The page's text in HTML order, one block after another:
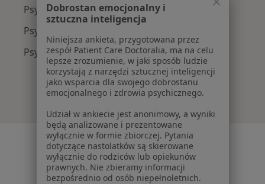
Psycholodzy z POLMED w Wieliczce
Psycholodzy z Compensa w Wieliczce
Psycholodzy z NFZ w Wieliczce
Serwis
Regulamin
Polityka prywatności pacjentów
Dobrostan emocjonalny i
sztuczna inteligencja
Niniejsza ankieta, przygotowana przez
zespół Patient Care Doctoralia, ma na celu
lepsze zrozumienie, w jaki sposób ludzie
korzystają z narzędzi sztucznej inteligencji
jako wsparcia dla swojego dobrostanu
emocjonalnego i zdrowia psychicznego.
Udział w ankiecie jest anonimowy, a wyniki
będą analizowane i prezentowane
wyłącznie w formie zbiorczej. Pytania
dotyczące nastolatków są skierowane
wyłącznie do rodziców lub opiekunów
prawnych. Nie zbieramy informacji
bezpośrednio od osób niepełnoletnich.